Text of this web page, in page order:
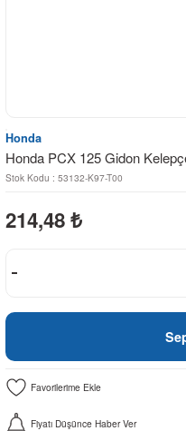
Honda
Honda PCX 125 Gidon
Stok Kodu : 53132-K97-T00
214,48 ₺
Fiyatı Düşünce Haber Ver